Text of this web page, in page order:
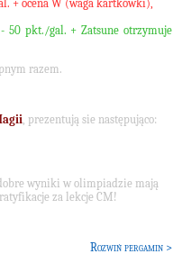
+ ocena W (waga kartkówki),
50 pkt./gal. + Zatsune otrzymuje
razem.
, prezentują sie następująco:
wyniki w olimpiadzie mają
za lekcje CM!
Rozwiń pergamin >